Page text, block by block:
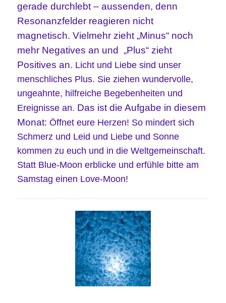
gerade durchlebt – aussenden, denn
Resonanzfelder reagieren nicht
magnetisch. Vielmehr zieht „Minus“ noch
mehr Negatives an und„Plus“ zieht
Positives an. Licht und Liebe sind unser
menschliches Plus. Sie ziehen wundervolle,
ungeahnte, hilfreiche Begebenheiten und
Ereignisse an. Das ist die Aufgabe in diesem
Monat:Öffnet eure Herzen! So mindert sich
Schmerz und Leid und Liebe und Sonne
kommen zu euch und in die Weltgemeinschaft.
Statt Blue-Moon erblicke und erfühle bitte am
Samstag einen Love-Moon!